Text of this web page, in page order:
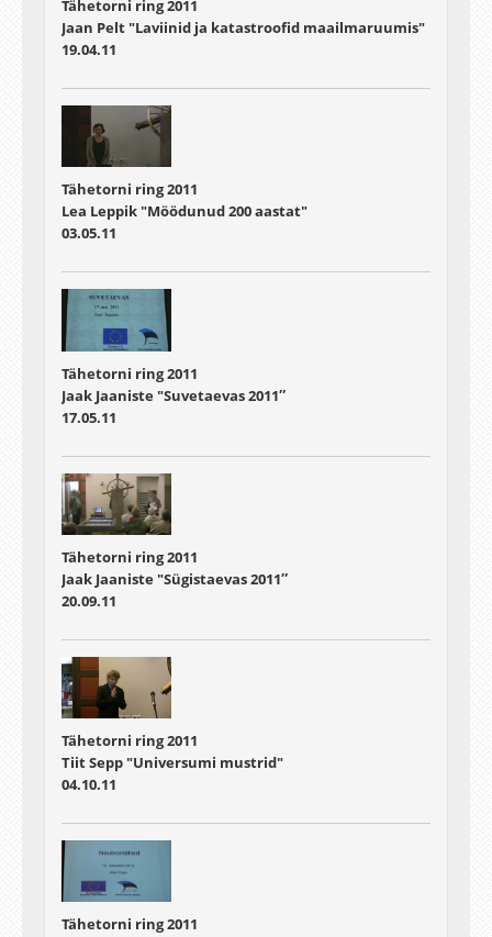
Tähetorni ring 2011
Jaan Pelt "Laviinid ja katastroofid maailmaruumis"
19.04.11
Tähetorni ring 2011
Lea Leppik "Möödunud 200 aastat"
03.05.11
Tähetorni ring 2011
Jaak Jaaniste "Suvetaevas 2011″
17.05.11
Tähetorni ring 2011
Jaak Jaaniste "Sügistaevas 2011″
20.09.11
Tähetorni ring 2011
Tiit Sepp "Universumi mustrid"
04.10.11
Tähetorni ring 2011